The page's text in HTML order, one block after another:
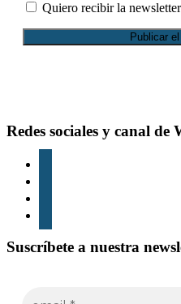
Quiero recibir la
Footer
Redes sociales y canal de
Suscríbete a nuestra